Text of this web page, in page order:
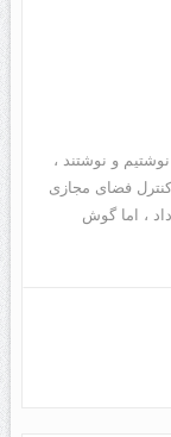
و نوشتند ،
کنترل فضای مجازی
، اما گوش